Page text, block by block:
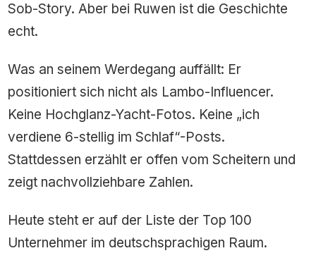
Sob-Story. Aber bei Ruwen ist die Geschichte
echt.
Was an seinem Werdegang auffällt: Er
positioniert sich nicht als Lambo-Influencer.
Keine Hochglanz-Yacht-Fotos. Keine „ich
verdiene 6-stellig im Schlaf“-Posts.
Stattdessen erzählt er offen vom Scheitern und
zeigt nachvollziehbare Zahlen.
Heute steht er auf der Liste der Top 100
Unternehmer im deutschsprachigen Raum.